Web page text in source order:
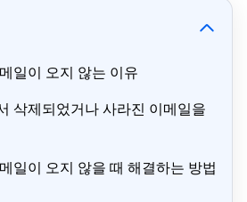
일이 오지 않는 이유
삭제되었거나 사라진 이메일을
일이 오지 않을 때 해결하는 방법